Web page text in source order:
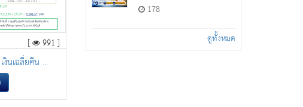
[ 991 ]
นเฉลี่ยคืน ...
178
ดูทั้งหมด